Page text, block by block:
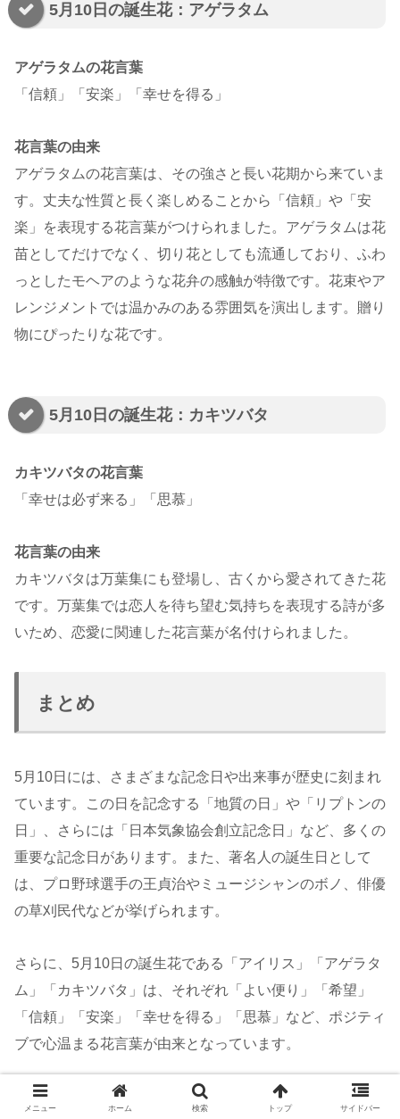
5月10日の誕生花：アゲラタム
アゲラタムの花言葉
「信頼」「安楽」「幸せを得る」
花言葉の由来
アゲラタムの花言葉は、その強さと長い花期から来ていま
す。丈夫な性質と長く楽しめることから「信頼」や「安
楽」を表現する花言葉がつけられました。アゲラタムは花
苗としてだけでなく、切り花としても流通しており、ふわ
っとしたモヘアのような花弁の感触が特徴です。花束やア
レンジメントでは温かみのある雰囲気を演出します。贈り
物にぴったりな花です。
5月10日の誕生花：カキツバタ
カキツバタの花言葉
「幸せは必ず来る」「思慕」
花言葉の由来
カキツバタは万葉集にも登場し、古くから愛されてきた花
です。万葉集では恋人を待ち望む気持ちを表現する詩が多
いため、恋愛に関連した花言葉が名付けられました。
まとめ
5月10日には、さまざまな記念日や出来事が歴史に刻まれ
ています。この日を記念する「地質の日」や「リプトンの
日」、さらには「日本気象協会創立記念日」など、多くの
重要な記念日があります。また、著名人の誕生日として
は、プロ野球選手の王貞治やミュージシャンのボノ、俳優
の草刈民代などが挙げられます。
さらに、5月10日の誕生花である「アイリス」「アゲラタ
ム」「カキツバタ」は、それぞれ「よい便り」「希望」
「信頼」「安楽」「幸せを得る」「思慕」など、ポジティ
ブで心温まる花言葉が由来となっています。
また、5月10日には多くの歴史的出来事もあり、例えば
メニュー ホーム 検索 トップ サイドバー